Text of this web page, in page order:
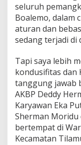
k
a
n
A
p
S
a
j
a
seluruh
Boalemo, dalam
aturan dan
sedang terjadi di
Tapi saya lebih
kondusifitas dan
tanggung jawab
AKBP Deddy
Karyawan Eka
Sherman
bertempat di
Kecamatan